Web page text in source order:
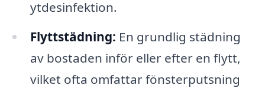
ytdesinfektion.
Flyttstädning: En grundlig städning
av bostaden inför eller efter en flytt,
vilket ofta omfattar fönsterputsning